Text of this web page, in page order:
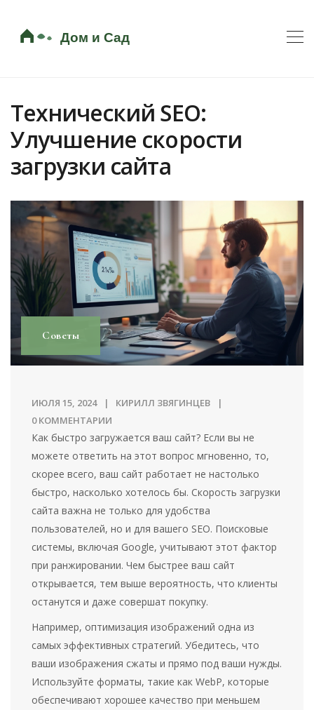
Технический SEO:
Улучшение скорости
загрузки сайта
Советы
ИЮЛЯ 15, 2024
КИРИЛЛ ЗВЯГИНЦЕВ
0 КОММЕНТАРИИ
Как быстро загружается ваш сайт? Если вы не
можете ответить на этот вопрос мгновенно, то,
скорее всего, ваш сайт работает не настолько
быстро, насколько хотелось бы. Скорость загрузки
сайта важна не только для удобства
пользователей, но и для вашего SEO. Поисковые
системы, включая Google, учитывают этот фактор
при ранжировании. Чем быстрее ваш сайт
открывается, тем выше вероятность, что клиенты
останутся и даже совершат покупку.
Например, оптимизация изображений одна из
самых эффективных стратегий. Убедитесь, что
ваши изображения сжаты и прямо под ваши нужды.
Используйте форматы, такие как WebP, которые
обеспечивают хорошее качество при меньшем